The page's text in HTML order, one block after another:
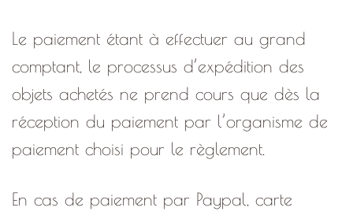
Le paiement étant à effectuer au grand
comptant, le processus d’expédition des
objets achetés ne prend cours que dès la
réception du paiement par l’organisme de
paiement choisi pour le règlement.
En cas de paiement par Paypal, carte